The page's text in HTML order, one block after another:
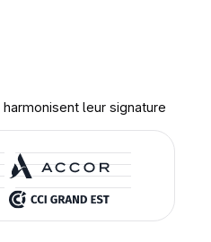
harmonisent leur signature